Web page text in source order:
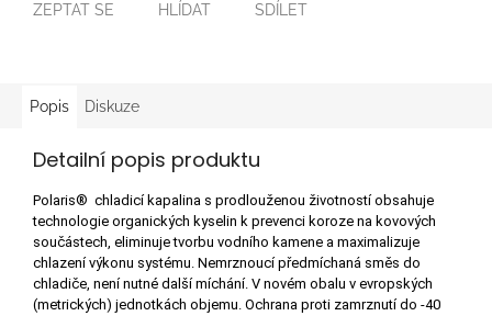
ZEPTAT SE HLÍDAT SDÍLET
Popis Diskuze
Detailní popis produktu
Polaris® chladicí kapalina s prodlouženou životností obsahuje
technologie organických kyselin k prevenci koroze na kovových
součástech, eliminuje tvorbu vodního kamene a maximalizuje
chlazení výkonu systému. Nemrznoucí předmíchaná směs do
chladiče, není nutné další míchání. V novém obalu v evropských
(metrických) jednotkách objemu. Ochrana proti zamrznutí do -40